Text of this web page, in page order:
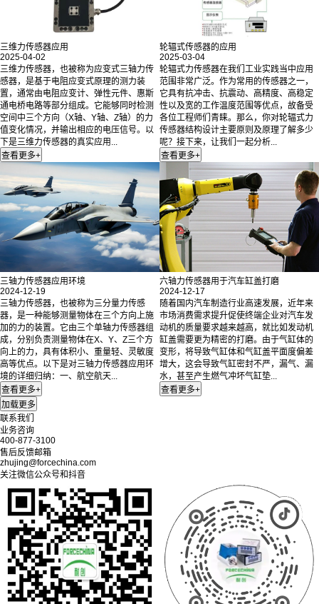
三维力传感器应用
2025-04-02
三维力传感器，也被称为应变式三轴力传
感器，是基于电阻应变式原理的测力装
置，通常由电阻应变计、弹性元件、惠斯
通电桥电路等部分组成。它能够同时检测
空间中三个方向（X轴、Y轴、Z轴）的力
值变化情况，并输出相应的电压信号。以
下是三维力传感器的真实应用...
轮辐式传感器的应用
2025-03-04
轮辐式力传感器在我们工业实践当中应用
范围非常广泛。作为常用的传感器之一，
它具有抗冲击、抗震动、高精度、高稳定
性以及宽的工作温度范围等优点，故备受
各位工程师们青睐。那么，你对轮辐式力
传感器结构设计主要原则及原理了解多少
呢？接下来，让我们一起分析...
三轴力传感器应用环境
2024-12-19
三轴力传感器，也被称为三分量力传感
器，是一种能够测量物体在三个方向上施
加的力的装置。它由三个单轴力传感器组
成，分别负责测量物体在X、Y、Z三个方
向上的力，具有体积小、重量轻、灵敏度
高等优点。以下是对三轴力传感器应用环
境的详细归纳：一、航空航天...
六轴力传感器用于汽车缸盖打磨
2024-12-17
随着国内汽车制造行业高速发展，近年来
市场消费需求提升促使终端企业对汽车发
动机的质量要求越来越高，就比如发动机
缸盖需要更为精密的打磨。由于气缸体的
变形，将导致气缸体和气缸盖平面度偏差
增大，这会导致气缸密封不严，漏气、漏
水，甚至产生燃气冲坏气缸垫...
联系我们
业务咨询
400-877-3100
售后反馈邮箱
zhujing@forcechina.com
关注微信公众号和抖音